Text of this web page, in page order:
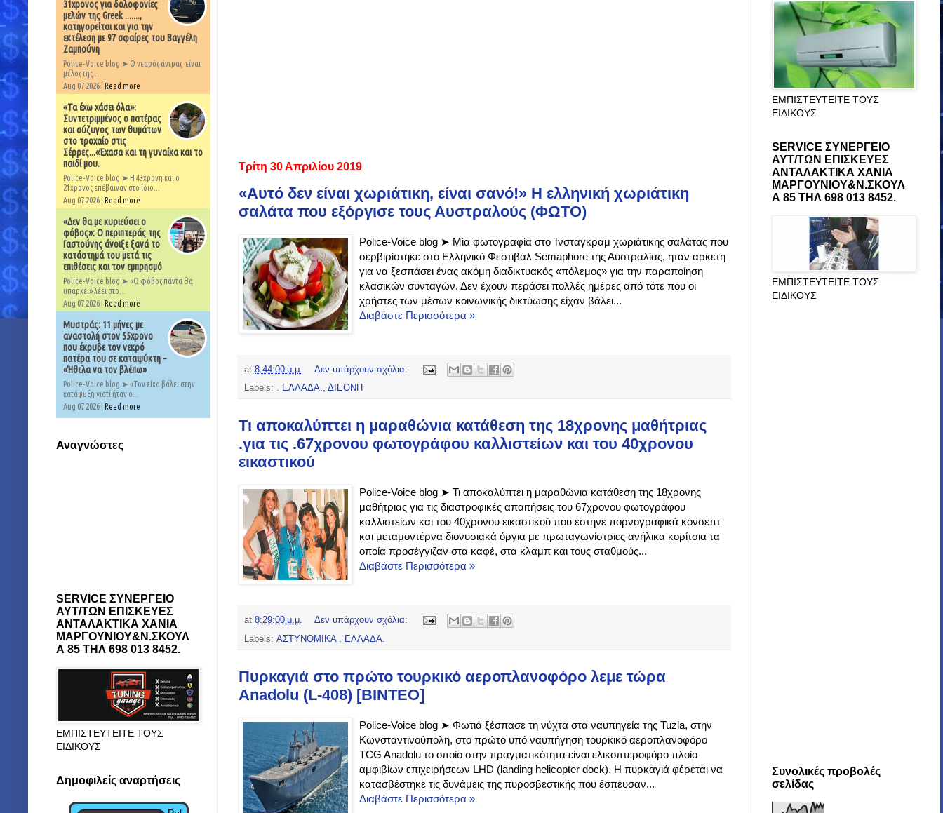
Τρίτη 30 Απριλίου 2019
«Αυτό δεν είναι χωριάτικη, είναι σανό!» Η ελληνική χωριάτικη
σαλάτα που εξόργισε τους Αυστραλούς (ΦΩΤΟ)
Police-Voice blog ➤ Μία φωτογραφία στο Ίνσταγκραμ χωριάτικης σαλάτας που
σερβιρίστηκε στο Ελληνικό Φεστιβάλ Semaphore της Αυστραλίας, ήταν αρκετή
για να ξεσπάσει ένας ακόμη διαδικτυακός «πόλεμος» για την παραποίηση
κλασικών συνταγών. Δεν έχουν περάσει πολλές ημέρες από τότε που οι
χρήστες των μέσων κοινωνικής δικτύωσης είχαν βάλει...
Διαβάστε Περισσότερα »
at 8:44:00 μ.μ.
Δεν υπάρχουν σχόλια:
Labels: . ΕΛΛΑΔΑ., ΔΙΕΘΝΗ
Τι αποκαλύπτει η μαραθώνια κατάθεση της 18χρονης μαθήτριας
.για τις .67χρονου φωτογράφου καλλιστείων και του 40χρονου
εικαστικού
Police-Voice blog ➤ Τι αποκαλύπτει η μαραθώνια κατάθεση της 18χρονης
μαθήτριας για τις διαστροφικές απαιτήσεις του 67χρονου φωτογράφου
καλλιστείων και του 40χρονου εικαστικού που έστηνε πορνογραφικά κόνσεπτ
και μεταμοντέρνα διονυσιακά όργια με πρωταγωνίστριες ανήλικα κορίτσια τα
οποία προσέγγιζαν στα καφέ, στα κλαμπ και τους σταθμούς...
Διαβάστε Περισσότερα »
at 8:29:00 μ.μ.
Δεν υπάρχουν σχόλια:
Labels: ΑΣΤΥΝΟΜΙΚΑ . ΕΛΛΑΔΑ.
Πυρκαγιά στο πρώτο τουρκικό αεροπλανοφόρο λεμε τώρα
Anadolu (L-408) [ΒΙΝΤΕΟ]
Police-Voice blog ➤ Φωτιά ξέσπασε τη νύχτα στα ναυπηγεία της Tuzla, στην
Κωνσταντινούπολη, στο πρώτο υπό ναυπήγηση τουρκικό αεροπλανοφόρο
TCG Anadolu το οποίο στην πραγματικότητα είναι ελικοπτεροφόρο πλοίο
αμφιβίων επιχειρήσεων LHD (landing helicopter dock). Η πυρκαγιά φέρεται να
κατασβέστηκε τις δυνάμεις της πυροσβεστικής που έσπευσαν...
Διαβάστε Περισσότερα »
31χρονος για δολοφονίες
μελών της Greek .......,
κατηγορείται και για την
εκτέλεση με 97 σφαίρες του Βαγγέλη
Ζαμπούνη
Police-Voice blog ➤ Ο νεαρός άντρας είναι
μέλος της...
Aug 07 2026 | Read more
«Τα έχω χάσει όλα»:
Συντετριμμένος ο πατέρας
και σύζυγος των θυμάτων
στο τροχαίο στις
Σέρρες...«Έχασα και τη γυναίκα και το
παιδί μου.
Police-Voice blog ➤ Η 43χρονη και ο
21χρονος επέβαιναν στο ίδιο...
Aug 07 2026 | Read more
«Δεν θα με κυριεύσει ο
φόβος»: Ο περιπτεράς της
Γαστούνης άνοιξε ξανά το
κατάστημά του μετά τις
επιθέσεις και τον εμπρησμό
Police-Voice blog ➤ «Ο φόβος πάντα θα
υπάρχει» λέει στο...
Aug 07 2026 | Read more
Μυστράς: 11 μήνες με
αναστολή στον 55χρονο
που έκρυβε τον νεκρό
πατέρα του σε καταψύκτη –
«Ήθελα να τον βλέπω»
Police-Voice blog ➤ «Τον είχα βάλει στην
κατάψυξη γιατί ήταν ο...
Aug 07 2026 | Read more
Αναγνώστες
SERVICE ΣΥΝΕΡΓΕΙΟ
ΑΥΤ/ΤΩΝ ΕΠΙΣΚΕΥΕΣ
ΑΝΤΑΛΑΚΤΙΚΑ ΧΑΝΙΑ
ΜΑΡΓΟΥΝΙΟΥ&Ν.ΣΚΟΥΛ
Α 85 ΤΗΛ 698 013 8452.
ΕΜΠΙΣΤΕΥΤΕΙΤΕ ΤΟΥΣ
ΕΙΔΙΚΟΥΣ
Δημοφιλείς αναρτήσεις
ΕΜΠΙΣΤΕΥΤΕΙΤΕ ΤΟΥΣ
ΕΙΔΙΚΟΥΣ
SERVICE ΣΥΝΕΡΓΕΙΟ
ΑΥΤ/ΤΩΝ ΕΠΙΣΚΕΥΕΣ
ΑΝΤΑΛΑΚΤΙΚΑ ΧΑΝΙΑ
ΜΑΡΓΟΥΝΙΟΥ&Ν.ΣΚΟΥΛ
Α 85 ΤΗΛ 698 013 8452.
ΕΜΠΙΣΤΕΥΤΕΙΤΕ ΤΟΥΣ
ΕΙΔΙΚΟΥΣ
Συνολικές προβολές
σελίδας